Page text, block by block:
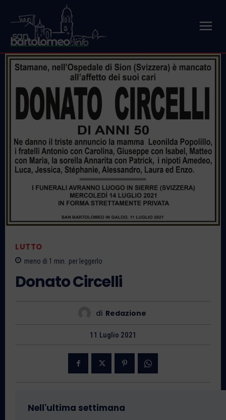
LUTTO
meno di 1 min. per leggerlo
Donato Circelli
di Redazione
11 Luglio 2021
Nell'ultima settimana